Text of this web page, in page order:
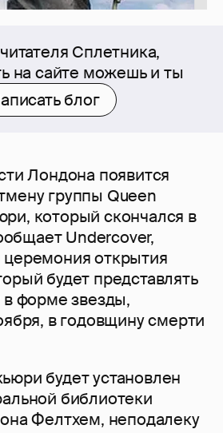
Сплетника,
на сайте можешь и ты
блог
Лондона появится
группы Queen
который скончался в
Undercover,
открытия
будет представлять
в форме звезды,
в годовщину смерти
будет установлен
библиотеки
Фелтхем, неподалеку